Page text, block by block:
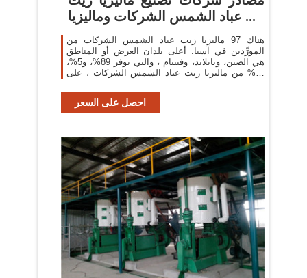
عباد الشمس الشركات وماليزيا ...
هناك 97 ماليزيا زيت عباد الشمس الشركات من
المورِّدين في آسيا. أعلى بلدان العرض أو المناطق
هي الصين، وتايلاند، وفيتنام ، والتي توفر 89%، و5%،
و1% من ماليزيا زيت عباد الشمس الشركات ، على
احصل على السعر